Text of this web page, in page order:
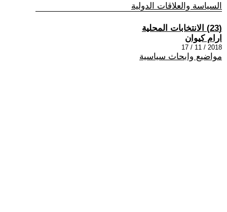
السياسة والعلاقات الدولية
(23) الانتخابات المحلية
ارام كيوان
2018 / 11 / 17
مواضيع وابحاث سياسية